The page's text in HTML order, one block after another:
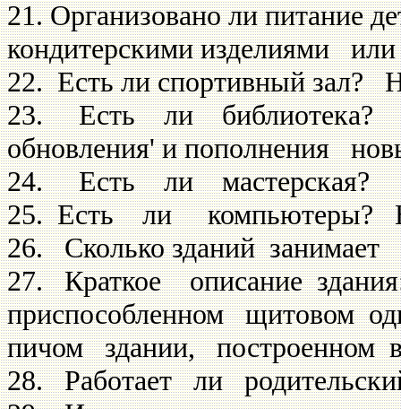
21. Организовано ли питание
кондитерскими изде­лиями
22. Есть ли спортивный зал?
23. Есть ли библиотека?
обновления' и попол­нения
24. Есть ли мастерская?
25. Есть ли компьютеры?
26. Сколько зданий
27. Краткое описание
приспособленном щитовом
пичом здании, построенном
28. Работает ли